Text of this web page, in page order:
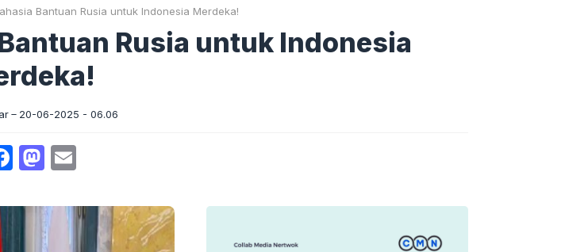
Bantuan Rusia untuk Indonesia Merdeka!
Rusia untuk Indonesia
20-06-2025 - 06.06
Facebook
Mastodon